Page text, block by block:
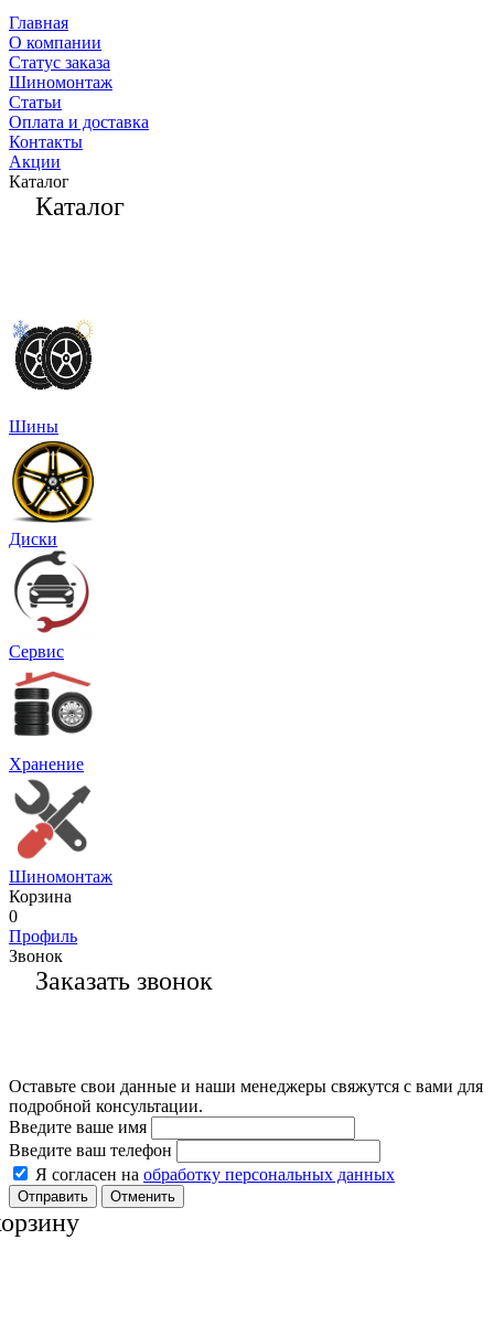
Главная
О компании
Статус заказа
Шиномонтаж
Статьи
Оплата и доставка
Контакты
Акции
Каталог
Каталог
Шины
Диски
Сервис
Хранение
Шиномонтаж
Корзина
0
Профиль
Звонок
Заказать звонок
Оставьте свои данные и наши менеджеры свяжутся с вами для
подробной консультации.
Введите ваше имя
Введите ваш телефон
Я согласен на обработку персональных данных
Отменить